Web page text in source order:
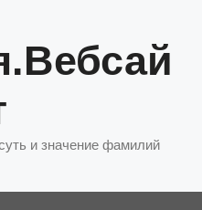
и значение фамилий